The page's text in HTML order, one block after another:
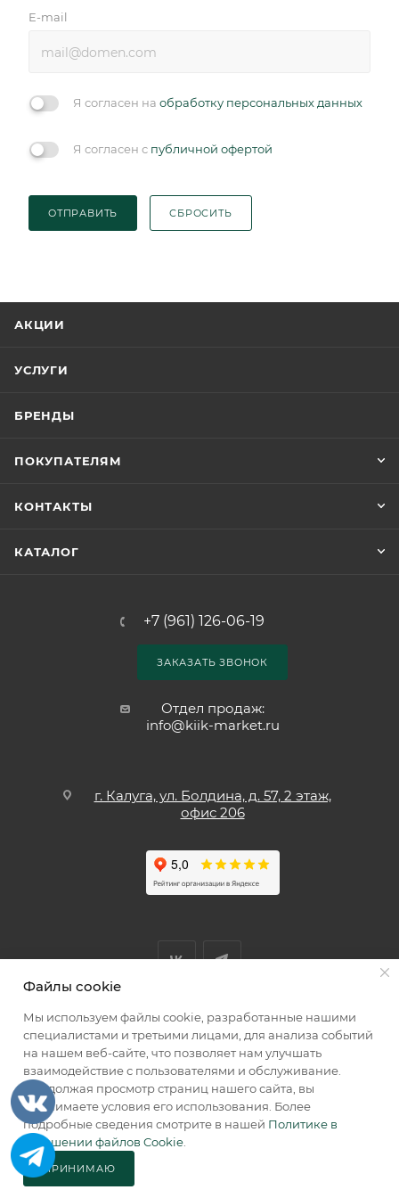
E-mail
Я согласен на обработку персональных данных
Я согласен с публичной офертой
ОТПРАВИТЬ СБРОСИТЬ
АКЦИИ
УСЛУГИ
БРЕНДЫ
ПОКУПАТЕЛЯМ
КОНТАКТЫ
КАТАЛОГ
+7 (961) 126-06-19
ЗАКАЗАТЬ ЗВОНОК
Отдел продаж:
info@kiik-market.ru
г. Калуга, ул. Болдина, д. 57, 2 этаж,
офис 206
Мы принимаем к оплате
2026 © КИИК МАРКЕТ
Файлы cookie
Мы используем файлы cookie, разработанные нашими
специалистами и третьими лицами, для анализа событий
на нашем веб-сайте, что позволяет нам улучшать
взаимодействие с пользователями и обслуживание.
Продолжая просмотр страниц нашего сайта, вы
принимаете условия его использования. Более
подробные сведения смотрите в нашей Политике в
отношении файлов Cookie
ПРИНИМАЮ